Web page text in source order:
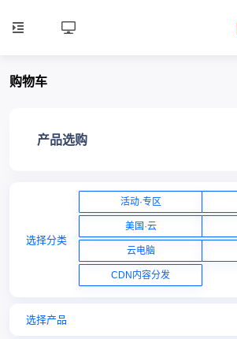
购物车
产品选购
选择分类
活动·专区
美国·云
云电脑
CDN内容分发
选择产品